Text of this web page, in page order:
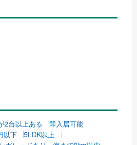
2台以上ある
即入居可能
以下
5LDK以上